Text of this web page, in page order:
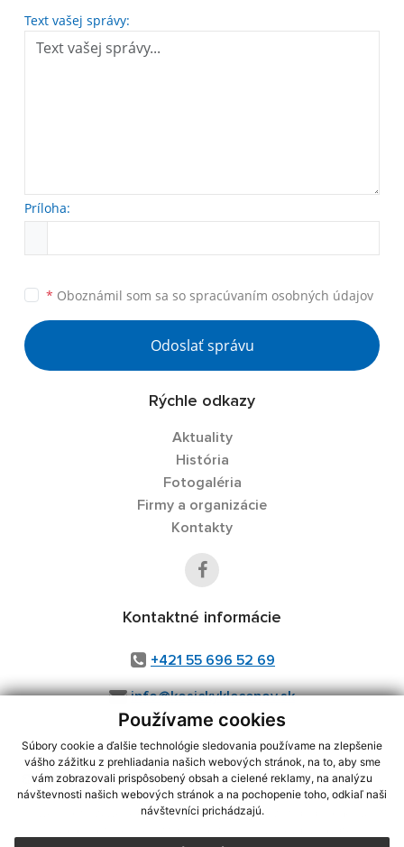
Používame cookies
Súbory cookie a ďalšie technológie sledovania používame na zlepšenie
vášho zážitku z prehliadania našich webových stránok, na to, aby sme
vám zobrazovali prispôsobený obsah a cielené reklamy, na analýzu
návštevnosti našich webových stránok a na pochopenie toho, odkiaľ naši
návštevníci prichádzajú.
Text vašej správy:
Príloha:
* Oboznámil som sa so spracúvaním osobných údajov
Odoslať správu
Rýchle odkazy
Aktuality
História
Fotogaléria
Firmy a organizácie
Kontakty
Kontaktné informácie
+421 55 696 52 69
info@kosickyklecenov.sk
využite možnosť získavania aktuálnych informácií s využitím RSS
CMS systém (redakčný) systém ECHELON 2,Mapa stránok,web portál
webex.digital, s.r.o.,domény,registrácia domény